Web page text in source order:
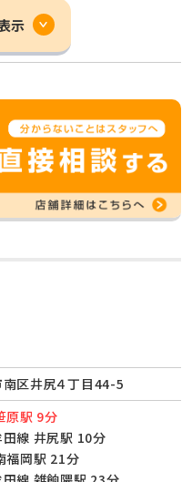
示
区井尻４丁目44-5
原駅 9分
線 井尻駅 10分
福岡駅 21分